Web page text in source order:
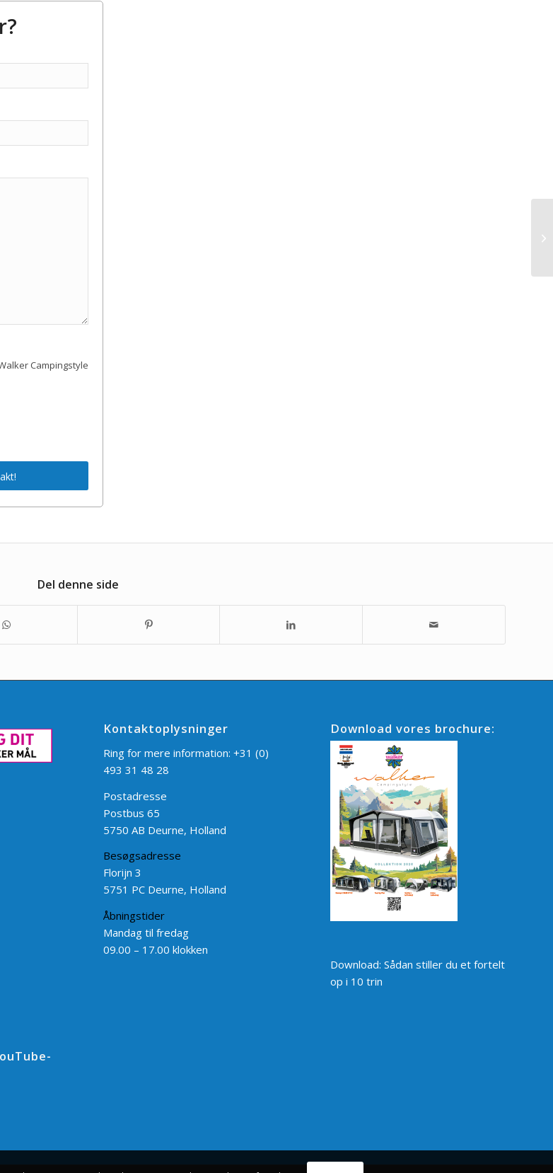
Campingstyle
Del denne side
Kontaktoplysninger
Ring for mere information:+31 (0)
493 31 48 28
Postadresse
Postbus 65
5750 AB Deurne, Holland
Besøgsadresse
Florijn 3
5751 PC Deurne, Holland
Åbningstider
Mandag til fredag
09.00 – 17.00 klokken
Download vores brochure:
Download: Sådan stiller du et fortelt
op i 10 trin